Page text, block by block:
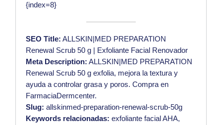
{index=8}
SEO Title: ALLSKIN|MED PREPARATION
Renewal Scrub 50 g | Exfoliante Facial Renovador
Meta Description: ALLSKIN|MED PREPARATION
Renewal Scrub 50 g exfolia, mejora la textura y
ayuda a controlar grasa y poros. Compra en
FarmaciaDermcenter.
Slug: allskinmed-preparation-renewal-scrub-50g
Keywords relacionadas: exfoliante facial AHA,